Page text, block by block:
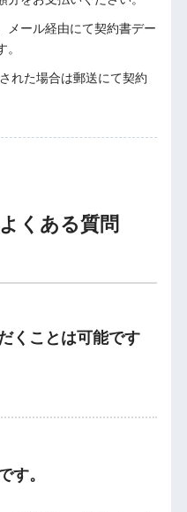
メール経由にて契約書デー
れた場合は郵送にて契約
くある質問
くことは可能です
す。